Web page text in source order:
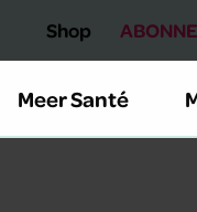
Shop
Meer Santé